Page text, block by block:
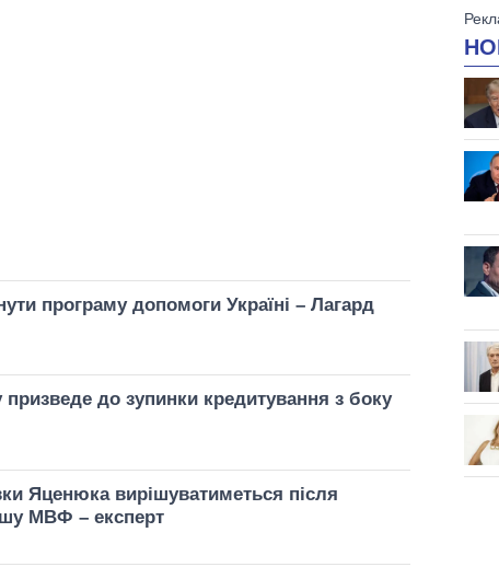
програму допомоги Україні – Лагард
призведе до зупинки кредитування з боку
Яценюка вирішуватиметься після
МВФ – експерт